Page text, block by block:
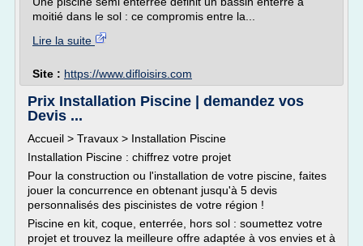
moitié dans le sol : ce compromis entre la...
Lire la suite
Site : https://www.difloisirs.com
Prix Installation Piscine | demandez vos
Devis ...
Accueil > Travaux > Installation Piscine
Installation Piscine : chiffrez votre projet
Pour la construction ou l'installation de votre piscine, faites
jouer la concurrence en obtenant jusqu'à 5 devis
personnalisés des piscinistes de votre région !
Piscine en kit, coque, enterrée, hors sol : soumettez votre
projet et trouvez la meilleure offre adaptée à vos envies et à